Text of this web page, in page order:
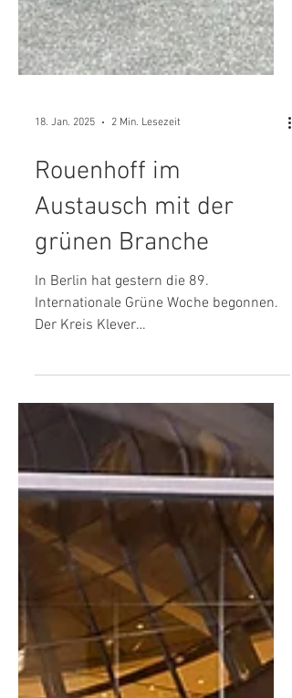
18. Jan. 2025 2 Min. Lesezeit
Rouenhoff im
Austausch mit der
grünen Branche
In Berlin hat gestern die 89.
Der Kreis Klever
Bundestagsabgeordnete Stefan
Rouenhoff besuchte am...